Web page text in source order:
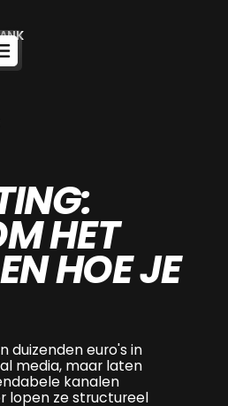
HET
HOE JE
duizenden euro's in
media, maar laten
kanalen
lopen ze structureel